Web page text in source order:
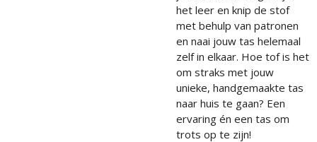
het leer en knip de stof
met behulp van patronen
en naai jouw tas helemaal
zelf in elkaar. Hoe tof is het
om straks met jouw
unieke, handgemaakte tas
naar huis te gaan? Een
ervaring én een tas om
trots op te zijn!